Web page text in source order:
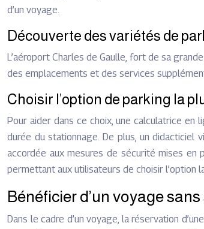
d’un voyage.
Découverte des variétés de
L’aéroport Charles de Gaulle, fort de sa
des emplacements et des services
Choisir l’option de parking la
Pour aider dans ce choix, une calculatrice
durée du stationnage. De plus, un
accordée aux mesures de sécurité mises en
permettant aux utilisateurs de choisir l’option
Bénéficier d’un voyage
Dans le cadre d’un voyage, la réservation